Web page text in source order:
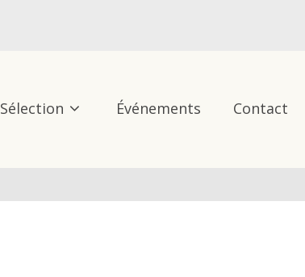
Sélection Événements Contact